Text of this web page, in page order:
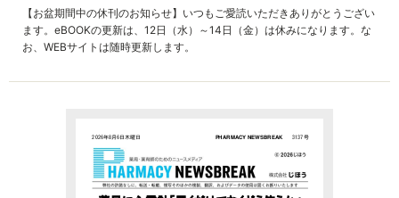
【お盆期間中の休刊のお知らせ】いつもご愛読いただきありがとうござい
ます。eBOOKの更新は、12日（水）～14日（金）は休みになります。な
お、WEBサイトは随時更新します。